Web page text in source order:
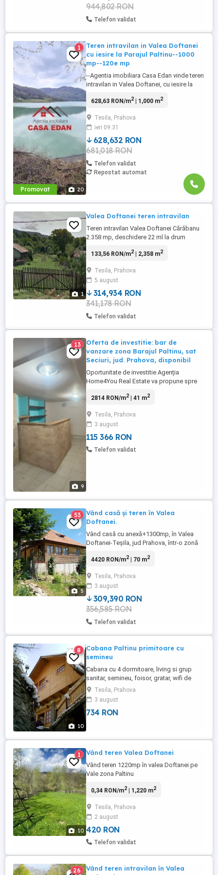
944,802 RON
Telefon validat
Promovat 20
1
Teren intravilan in Valea Doftanei
cu iesire la Parajul Paltinu--1000
mp--120e mp
--Agentia imobiliara Casa Edan vinde teren
intravilan in Valea Doftanei, cu iesire la
constructie pensiune, cabana, priveliste
(insorit),marginit de padure, un singur
vecin (casa de vacanta), intimitate ridicata;
--S=1000 ...
628,63 RON/m2| 1,000 m2
Tesila, Prahova
ieri 09:31
628,632 RON
681,018 RON
Telefon validat
Repostat automat
1
Valea Doftanei teren intravilan
Teren intravilan Valea Doftanei Cărăbanu
2.358 mp, deschidere 22 ml la drum
case.
133,56 RON/m2| 2,358 m2
Tesila, Prahova
5 august
314,934 RON
341,178 RON
Telefon validat
9
13
Oferta de investitie: bar de
vanzare zona Barajul Paltinu, sat
Seciuri, jud. Prahova, disponibil
Oportunitate de investitie Agenția
Home4You Real Estate va propune spre
teren in suprafata de 285 mp ideal pentru
permanentă retrasă. Este situat în satul
Seciuri, la doar 3 km distanță de Barajul
Paltinu. Pe teren sunt construite ...
2814 RON/m2| 41 m2
Tesila, Prahova
3 august
115 366 RON
Telefon validat
5
53
Vând casă și teren în Valea
Doftanei.
Vând casă cu anexă+1300mp, în Valea
Doftanei-Teșila, jud Prahova, într-o zonă
4420 RON/m2| 70 m2
Tesila, Prahova
3 august
309,390 RON
356,585 RON
Telefon validat
10
8
Cabana Paltinu primitoare cu
semineu
Cabana cu 4 dormitoare, living si grup
sanitar, semineu, foisor, gratar, wifi de
mare viteza, acces la lac, multe locuri si
trasee de vizitat. Adu întreaga familie în
acest loc minunat, cu o mulțime de spațiu
pentru distracție.. O petrecere cu prietenii
Tesila, Prahova
3 august
734 RON
10
1 Vând teren Valea Doftanei
Vând teren 1220mp în valea Doftanei pe
Vale zona Paltinu
0,34 RON/m2| 1,220 m2
Tesila, Prahova
2 august
420 RON
Telefon validat
26
Vând teren intravilan în Valea